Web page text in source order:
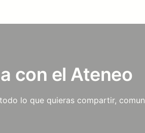
con el Ateneo
lo que quieras compartir,